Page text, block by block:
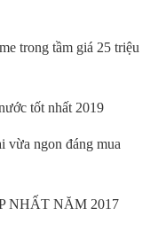
trong tầm giá 25 triệu
tốt nhất 2019
vừa ngon đáng mua
NHẤT NĂM 2017